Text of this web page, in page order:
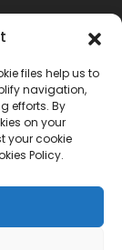
n°
hautes
Nanshan,
files help us to
navigation,
efforts. By
on your
your cookie
Policy.